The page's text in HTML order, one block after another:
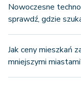
Nowoczesne
sprawdź, gdzie
Jak ceny mieszkań
mniejszymi